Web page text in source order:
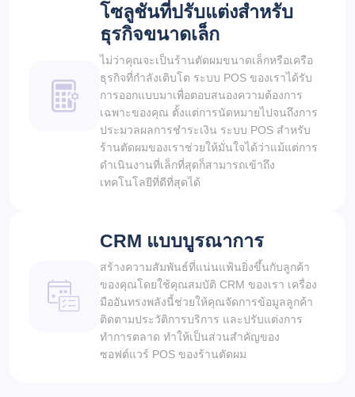
โซลูชันที่ปรับแต่งสำหรับ
ธุรกิจขนาดเล็ก
ไม่ว่าคุณจะเป็นร้านตัดผมขนาดเล็กหรือเครือ
ธุรกิจที่กำลังเติบโต ระบบ POS ของเราได้รับ
การออกแบบมาเพื่อตอบสนองความต้องการ
เฉพาะของคุณ ตั้งแต่การนัดหมายไปจนถึงการ
ประมวลผลการชำระเงิน ระบบ POS สำหรับ
ร้านตัดผมของเราช่วยให้มั่นใจได้ว่าแม้แต่การ
ดำเนินงานที่เล็กที่สุดก็สามารถเข้าถึง
เทคโนโลยีที่ดีที่สุดได้
CRM แบบบูรณาการ
สร้างความสัมพันธ์ที่แน่นแฟ้นยิ่งขึ้นกับลูกค้า
ของคุณโดยใช้คุณสมบัติ CRM ของเรา เครื่อง
มืออันทรงพลังนี้ช่วยให้คุณจัดการข้อมูลลูกค้า
ติดตามประวัติการบริการ และปรับแต่งการ
ทำการตลาด ทำให้เป็นส่วนสำคัญของ
ซอฟต์แวร์ POS ของร้านตัดผม